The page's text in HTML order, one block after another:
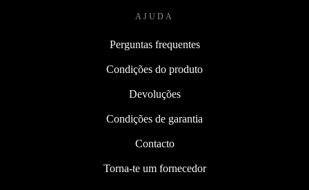
AJUDA
Perguntas frequentes
Condições do produto
Devoluções
Condições de garantia
Contacto
Torna-te um fornecedor